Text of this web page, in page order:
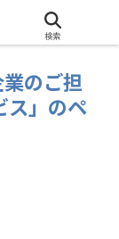
業のご担
ス」のペ
検索